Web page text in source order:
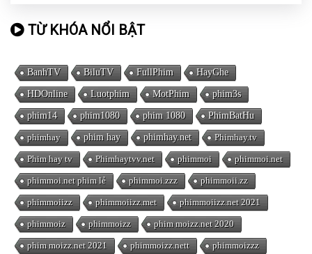
TỪ KHÓA NỔI BẬT
BanhTV BiluTV FullPhim HayGhe
HDOnline Luotphim MotPhim phim3s
phim14 phim1080 phim 1080 PhimBatHu
phimhay phim hay phimhay.net Phimhay.tv
Phim hay tv Phimhaytvv.net phimmoi phimmoi.net
phimmoi.net phim lẻ phimmoi.zzz phimmoii.zz
phimmoiizz phimmoiizz.met phimmoiizz.net 2021
phimmoiz phimmoizz phim moizz.net 2020
phim moizz.net 2021 phimmoizz.nett phimmoizzz